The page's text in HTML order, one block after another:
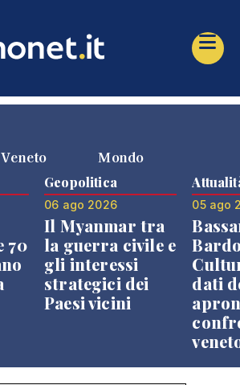
Veneto Mondo
70
Geopolitica
06 ago 2026
Il Myanmar tra
la guerra civile e
gli interessi
strategici dei
Paesi vicini
05 ago
dati